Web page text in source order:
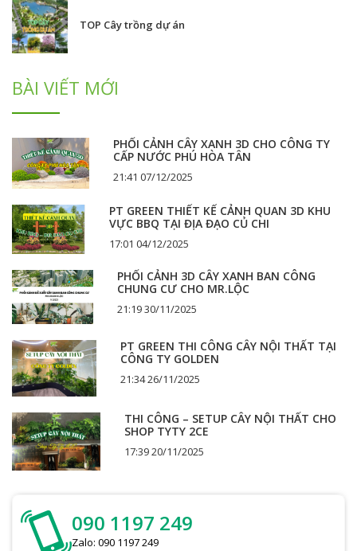
TOP Cây trồng dự án
BÀI VIẾT MỚI
PHỐI CẢNH CÂY XANH 3D CHO CÔNG TY
CẤP NƯỚC PHÚ HÒA TÂN
21:41 07/12/2025
PT GREEN THIẾT KẾ CẢNH QUAN 3D KHU
VỰC BBQ TẠI ĐỊA ĐẠO CỦ CHI
17:01 04/12/2025
PHỐI CẢNH 3D CÂY XANH BAN CÔNG
CHUNG CƯ CHO MR.LỘC
21:19 30/11/2025
PT GREEN THI CÔNG CÂY NỘI THẤT TẠI
CÔNG TY GOLDEN
21:34 26/11/2025
THI CÔNG – SETUP CÂY NỘI THẤT CHO
SHOP TYTY 2CE
17:39 20/11/2025
090 1197 249
Zalo: 090 1197 249